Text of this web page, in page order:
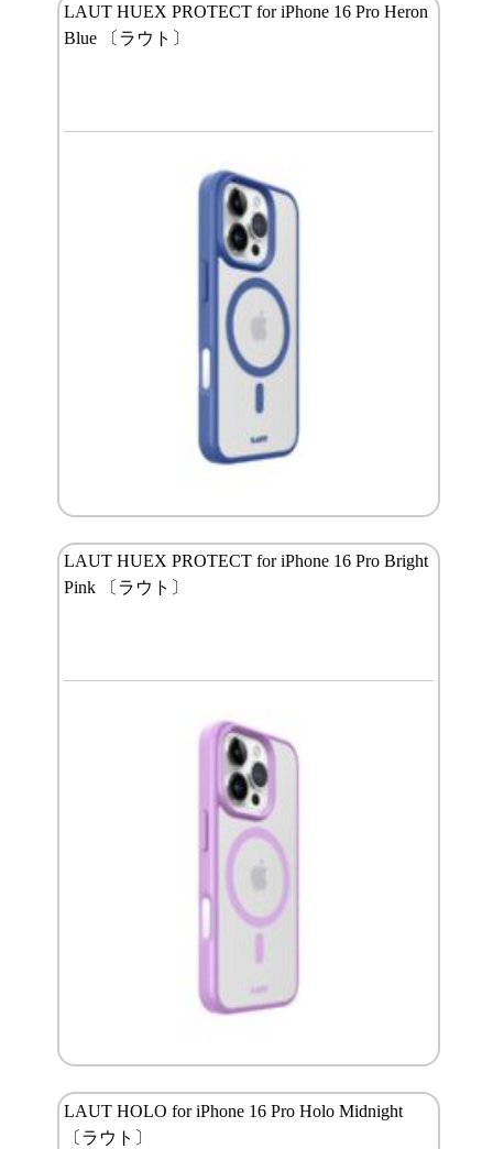
LAUT HUEX PROTECT for iPhone 16 Pro Heron
Blue 〔ラウト〕
LAUT HUEX PROTECT for iPhone 16 Pro Bright
Pink 〔ラウト〕
LAUT HOLO for iPhone 16 Pro Holo Midnight
〔ラウト〕